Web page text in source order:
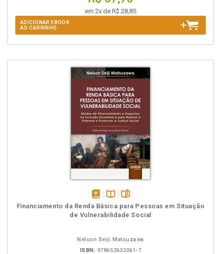
em 2x de R$ 28,85
ADICIONAR EBOOK
AO CARRINHO
disponível
em
Disponível
na
páginas
Financiamento da Renda Básica para Pessoas em Situação
de Vulnerabilidade Social
Nelson Seiji Matsuzawa
ISBN: 978652632061-7